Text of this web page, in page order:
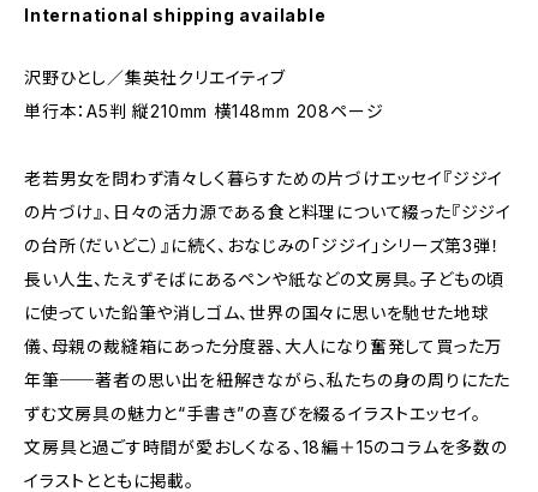
International shipping available
沢野ひとし／集英社クリエイティブ
単行本：A5判 縦210mm 横148mm 208ページ
老若男女を問わず清々しく暮らすための片づけエッセイ『ジジイ
の片づけ』、日々の活力源である食と料理について綴った『ジジイ
の台所（だいどこ）』に続く、おなじみの「ジジイ」シリーズ第3弾！
長い人生、たえずそばにあるペンや紙などの文房具。子どもの頃
に使っていた鉛筆や消しゴム、世界の国々に思いを馳せた地球
儀、母親の裁縫箱にあった分度器、大人になり奮発して買った万
年筆──著者の思い出を紐解きながら、私たちの身の周りにたた
ずむ文房具の魅力と“手書き”の喜びを綴るイラストエッセイ。
文房具と過ごす時間が愛おしくなる、18編＋15のコラムを多数の
イラストとともに掲載。